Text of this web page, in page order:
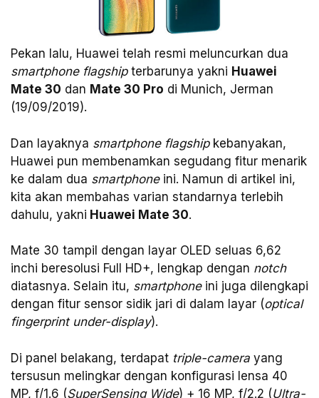
Pekan lalu, Huawei telah resmi meluncurkan dua
smartphone flagshipterbarunya yakni Huawei
Mate 30 dan Mate 30 Pro di Munich, Jerman
(19/09/2019).
Dan layaknya smartphone flagshipkebanyakan,
Huawei pun membenamkan segudang fitur menarik
ke dalam dua smartphone ini. Namun di artikel ini,
kita akan membahas varian standarnya terlebih
dahulu, yakni Huawei Mate 30.
Mate 30 tampil dengan layar OLED seluas 6,62
inchi beresolusi Full HD+, lengkap dengan notch
diatasnya. Selain itu, smartphone ini juga dilengkapi
dengan fitur sensor sidik jari di dalam layar (optical
fingerprint under-display).
Di panel belakang, terdapat triple-camera yang
tersusun melingkar dengan konfigurasi lensa 40
MP, f/1.6 (SuperSensing Wide) + 16 MP, f/2.2 (Ultra-